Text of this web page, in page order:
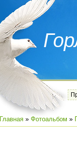
Главная » Фотоальбом »